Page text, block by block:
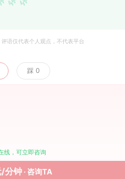
语仅代表个人观点，不代表平台
踩 0
线，可立即咨询
分钟· 咨询TA